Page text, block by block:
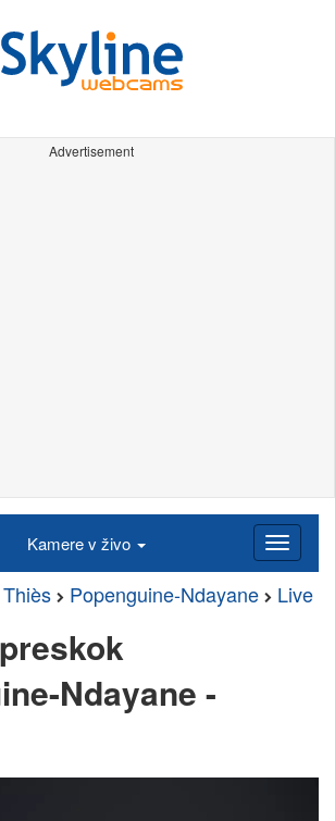
Advertisement
Kamere v živo
Thiès Popenguine-Ndayane Live
Ndayane -